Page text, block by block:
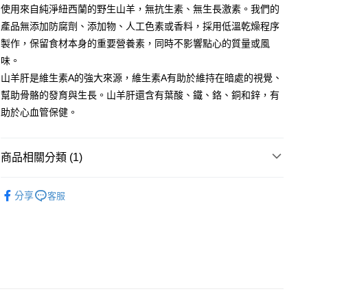
香港 查看運費
使用來自純淨紐西蘭的野生山羊，無抗生素、無生長激素。我們的
產品無添加防腐劑、添加物、人工色素或香料，採用低溫乾燥程序
製作，保留食材本身的重要營養素，同時不影響點心的質量或風
味。
山羊肝是維生素A的強大來源，維生素A有助於維持在暗處的視覺、
幫助骨骼的發育與生長。山羊肝還含有葉酸、鐵、鉻、銅和鋅，有
助於心血管保健。
商品相關分類 (1)
分享
客服